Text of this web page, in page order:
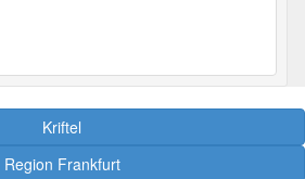
Kriftel
Region Frankfurt